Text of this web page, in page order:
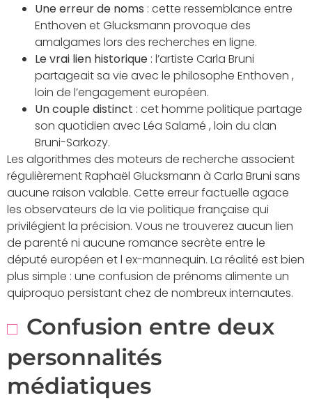
Une erreur de noms : cette ressemblance entre
Enthoven et Glucksmann provoque des
amalgames lors des recherches en ligne.
Le vrai lien historique : l’artiste Carla Bruni
partageait sa vie avec le philosophe Enthoven ,
loin de l’engagement européen.
Un couple distinct : cet homme politique partage
son quotidien avec Léa Salamé , loin du clan
Bruni-Sarkozy.
Les algorithmes des moteurs de recherche associent
régulièrement Raphaël Glucksmann à Carla Bruni sans
aucune raison valable. Cette erreur factuelle agace
les observateurs de la vie politique française qui
privilégient la précision. Vous ne trouverez aucun lien
de parenté ni aucune romance secrète entre le
député européen et l ex-mannequin. La réalité est bien
plus simple : une confusion de prénoms alimente un
quiproquo persistant chez de nombreux internautes.
Confusion entre deux
personnalités
médiatiques